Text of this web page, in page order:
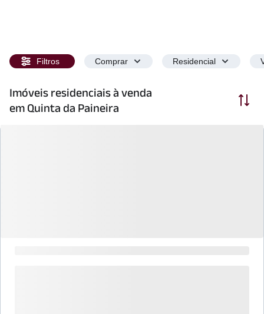
Filtros Comprar Residencial
Imóveis residenciais à venda
em Quinta da Paineira
Ordenar